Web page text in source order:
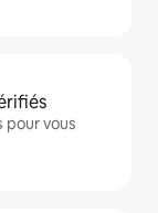
pour vous